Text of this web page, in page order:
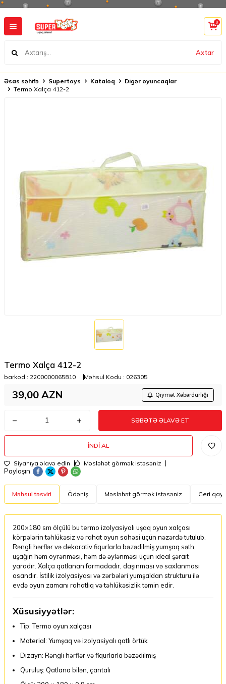
Axtar
0
Əsas səhifə Supertoys Kataloq
Digər oyuncaqlar
Termo Xalça 412-2
Termo Xalça 412-2
barkod : 2200000065810 Məhsul Kodu : 026305
39,00 AZN Qiymət Xəbərdarlığı
SƏBƏTƏ ƏLAVƏ ET
İNDI AL
Siyahıya əlavə edin Məsləhət görmək istəsəniz
Paylaşın
Məhsul təsviri Ödəniş Məsləhət görmək istəsəniz Geri
200×180 sm ölçülü bu termo izolyasiyalı uşaq oyun xalçası
körpələrin təhlükəsiz və rahat oyun sahəsi üçün nəzərdə tutulub.
Rəngli hərflər və dekorativ fiqurlarla bəzədilmiş yumşaq səth,
uşağın həm öyrənməsi, həm də əylənməsi üçün ideal şərait
yaradır. Xalça qatlanan formadadır, daşınması və saxlanması
asandır. İstilik izolyasiyası və zərbələri yumşaldan strukturu ilə
evdə oyun zamanı rahatlıq və təhlükəsizlik təmin edir.
Xüsusiyyətlər:
Tip: Termo oyun xalçası
Material: Yumşaq və izolyasiyalı qatlı örtük
Dizayn: Rəngli hərflər və fiqurlarla bəzədilmiş
Quruluş: Qatlana bilən, çantalı